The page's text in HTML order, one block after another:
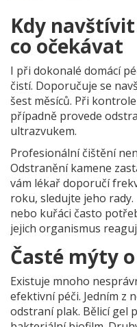
Kdy
co očekávat
I při dokonalé domácí
čistí. Doporučuje se
šest měsíců. Při
případně provede
ultrazvukem.
Profesionální čištění
Odstranění kamene
vám lékař doporučí
roku, sledujte jeho
nebo kuřáci často
jejich organismus
Časté mýty
Existuje mnoho
efektivní péči. Jedním z
odstraní plak. Bělicí gel